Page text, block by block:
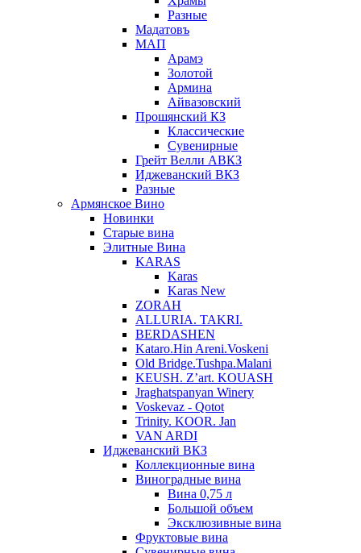
Разные
Мадатовъ
МАП
Арамэ
Золотой
Армина
Айвазовский
Прошянский КЗ
Классические
Сувенирные
Грейт Велли АВКЗ
Иджеванский ВКЗ
Разные
Армянское Вино
Новинки
Старые вина
Элитные Вина
KARAS
Karas
Karas New
ZORAH
ALLURIA. TAKRI.
BERDASHEN
Kataro.Hin Areni.Voskeni
Old Bridge.Tushpa.Malani
KEUSH. Z’art. KOUASH
Jraghatspanyan Winery
Voskevaz - Qotot
Trinity. KOOR. Jan
VAN ARDI
Иджеванский ВКЗ
Коллекционные вина
Виноградные вина
Вина 0,75 л
Большой объем
Эксклюзивные вина
Фруктовые вина